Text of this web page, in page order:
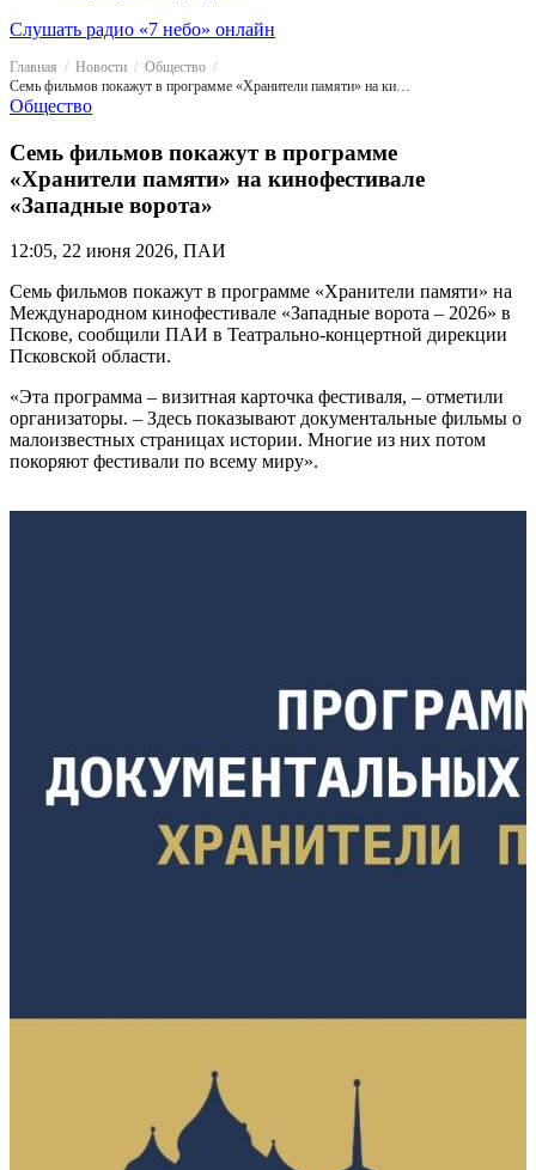
Слушать радио «7 небо» онлайн
Главная Новости
Общество
Семь фильмов покажут в программе «Хранители памяти» на кинофестивале «Западные ворота»
Общество
Семь фильмов покажут в программе
«Хранители памяти» на кинофестивале
«Западные ворота»
12:05, 22 июня 2026, ПАИ
Семь фильмов покажут в программе «Хранители памяти» на
Международном кинофестивале «Западные ворота – 2026» в
Пскове, сообщили ПАИ в Театрально-концертной дирекции
Псковской области.
«Эта программа – визитная карточка фестиваля, – отметили
организаторы. – Здесь показывают документальные фильмы о
малоизвестных страницах истории. Многие из них потом
покоряют фестивали по всему миру».